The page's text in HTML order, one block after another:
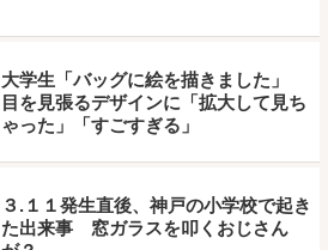
大学生「バッグに絵を描きました」
目を見張るデザインに「拡大して見ち
ゃった」「すごすぎる」
３.１１発生直後、神戸の小学校で起き
た出来事 窓ガラスを叩くおじさん